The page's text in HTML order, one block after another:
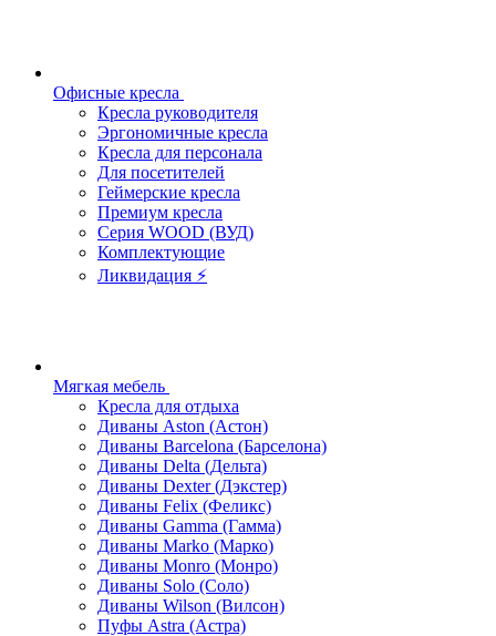
Офисные кресла
Кресла руководителя
Эргономичные кресла
Кресла для персонала
Для посетителей
Геймерские кресла
Премиум кресла
Серия WOOD (ВУД)
Комплектующие
Ликвидация ⚡
Мягкая мебель
Кресла для отдыха
Диваны Aston (Астон)
Диваны Barcelona (Барселона)
Диваны Delta (Дельта)
Диваны Dexter (Дэкстер)
Диваны Felix (Феликс)
Диваны Gamma (Гамма)
Диваны Marko (Марко)
Диваны Monro (Монро)
Диваны Solo (Соло)
Диваны Wilson (Вилсон)
Пуфы Astra (Астра)